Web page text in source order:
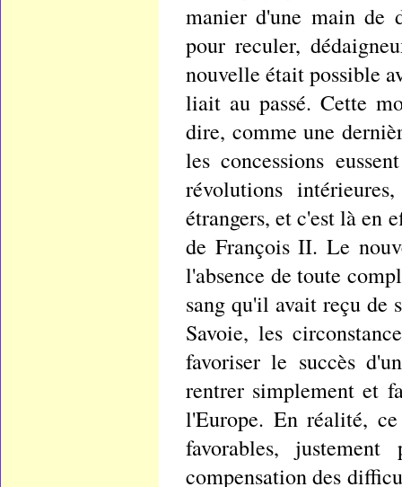
manier d'une main de
pour reculer,
nouvelle était possible
liait au passé. Cette
dire, comme une
les concessions
révolutions
étrangers, et c'est là en
de François II. Le
l'absence de toute
sang qu'il avait reçu de
Savoie, les
favoriser le succès
rentrer simplement et
l'Europe. En réalité,
favorables,
compensation des